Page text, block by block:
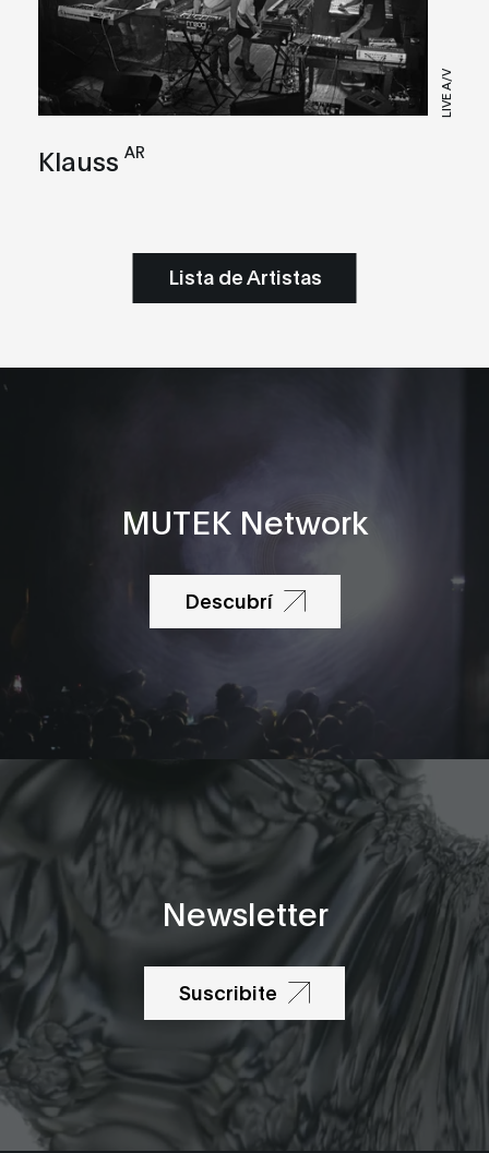
LIVE A/V
Klauss AR
Lista de Artistas
MUTEK Network
Descubrí
Newsletter
Suscribite